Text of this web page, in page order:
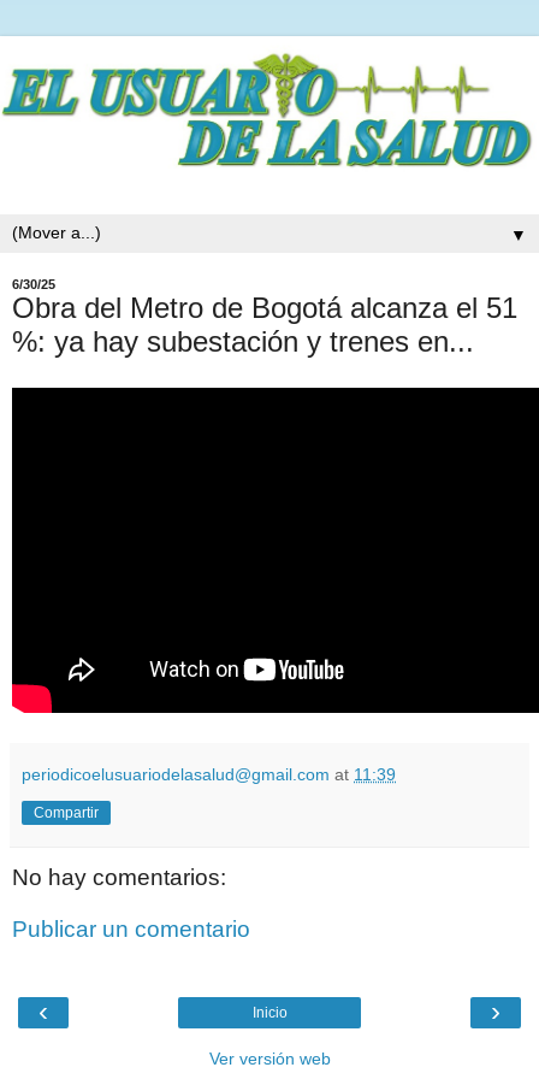
▼
6/30/25
Obra del Metro de Bogotá alcanza el 51
%: ya hay subestación y trenes en...
periodicoelusuariodelasalud@gmail.com at 11:39
Compartir
No hay comentarios:
Publicar un comentario
‹ ›
Inicio
Ver versión web